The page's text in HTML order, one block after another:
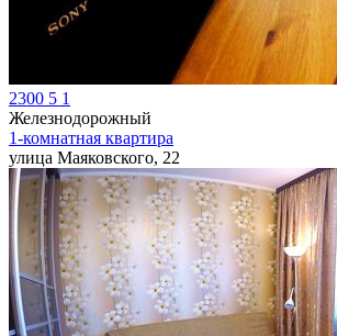
2300 5 1
Железнодорожный
1-комнатная квартира
улица Маяковского, 22